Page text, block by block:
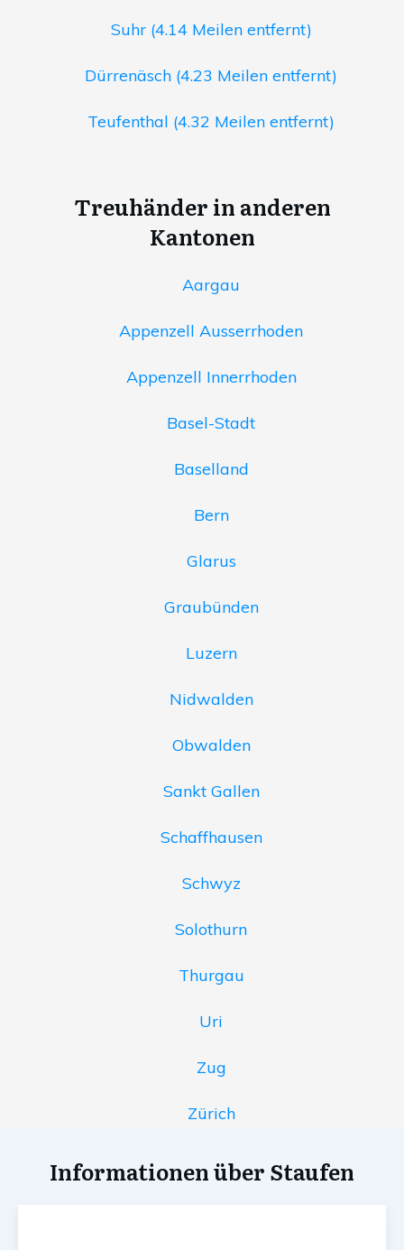
Suhr (4.14 Meilen entfernt)
Dürrenäsch (4.23 Meilen entfernt)
Teufenthal (4.32 Meilen entfernt)
Treuhänder in anderen
Kantonen
Aargau
Appenzell Ausserrhoden
Appenzell Innerrhoden
Basel-Stadt
Baselland
Bern
Glarus
Graubünden
Luzern
Nidwalden
Obwalden
Sankt Gallen
Schaffhausen
Schwyz
Solothurn
Thurgau
Uri
Zug
Zürich
Informationen über Staufen